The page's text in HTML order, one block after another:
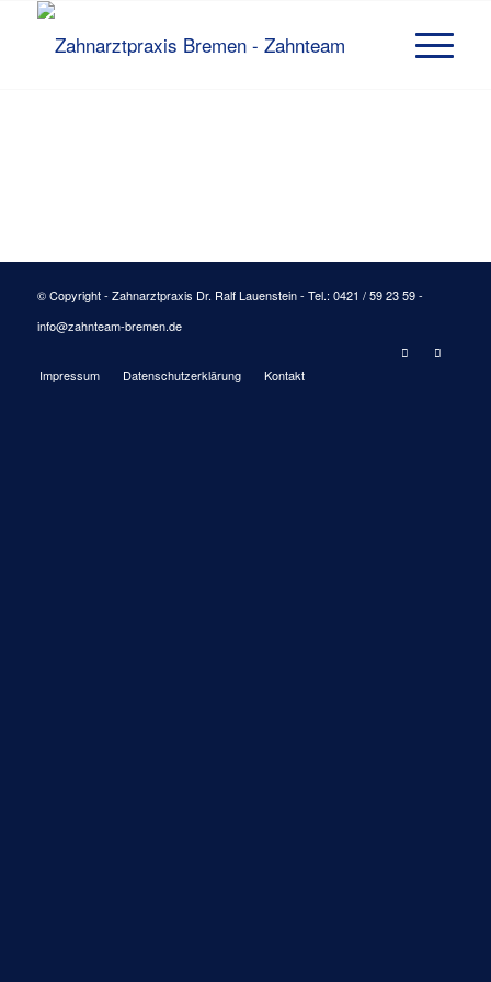
© Copyright - Zahnarztpraxis Dr. Ralf Lauenstein - Tel.: 0421 / 59 23 59 -
info@zahnteam-bremen.de
Impressum Datenschutzerklärung Kontakt